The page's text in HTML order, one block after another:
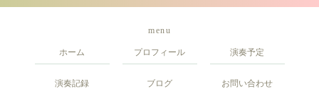
menu
ホーム プロフィール 演奏予定
演奏記録 ブログ お問い合わせ